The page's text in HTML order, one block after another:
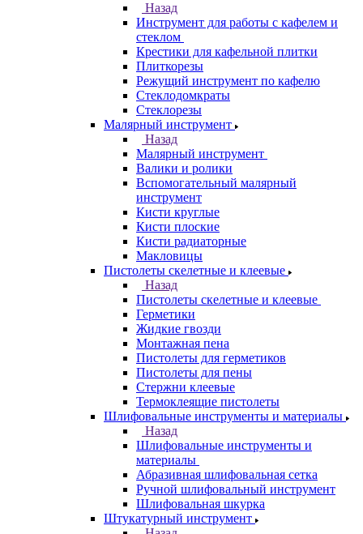
Назад
Инструмент для работы с кафелем и
стеклом
Крестики для кафельной плитки
Плиткорезы
Режущий инструмент по кафелю
Стеклодомкраты
Стеклорезы
Малярный инструмент
Назад
Малярный инструмент
Валики и ролики
Вспомогательный малярный
инструмент
Кисти круглые
Кисти плоские
Кисти радиаторные
Макловицы
Пистолеты скелетные и клеевые
Назад
Пистолеты скелетные и клеевые
Герметики
Жидкие гвозди
Монтажная пена
Пистолеты для герметиков
Пистолеты для пены
Стержни клеевые
Термоклеящие пистолеты
Шлифовальные инструменты и материалы
Назад
Шлифовальные инструменты и
материалы
Абразивная шлифовальная сетка
Ручной шлифовальный инструмент
Шлифовальная шкурка
Штукатурный инструмент